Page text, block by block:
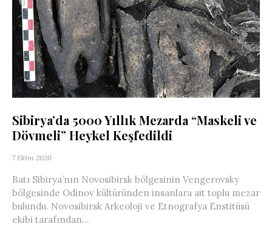
Sibirya’da 5000 Yıllık Mezarda “Maskeli ve
Dövmeli” Heykel Keşfedildi
7 Ekim 2020
Batı Sibirya’nın Novosibirsk bölgesinin Vengerovsky
bölgesinde Odinov kültüründen insanlara ait toplu mezar
bulundu. Novosibirsk Arkeoloji ve Etnografya Enstitüsü
ekibi tarafından...